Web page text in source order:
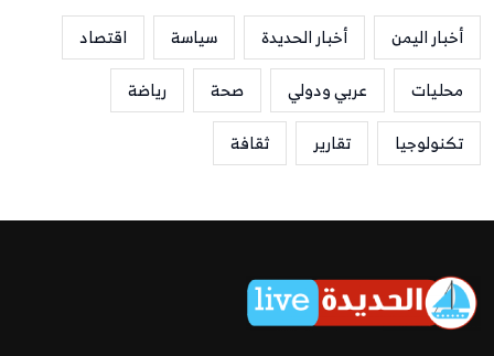
أخبار اليمن أخبار الحديدة سياسة
اقتصاد
محليات
عربي ودولي صحة
رياضة
تكنولوجيا
تقارير ثقافة